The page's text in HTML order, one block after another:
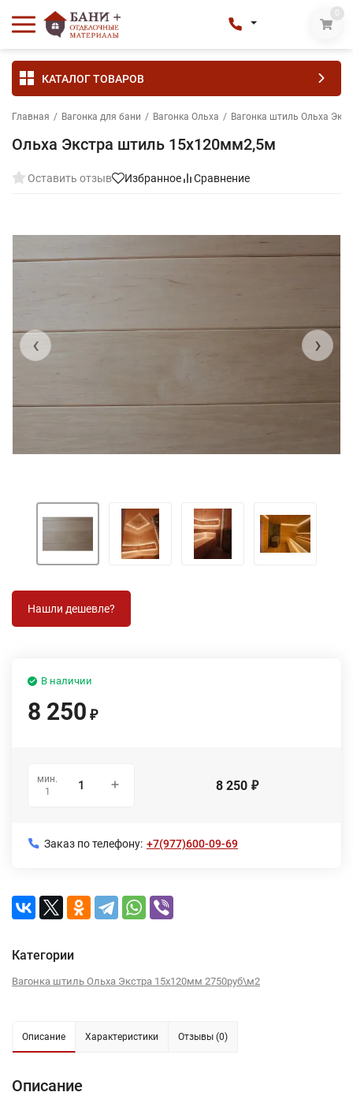
0
КАТАЛОГ ТОВАРОВ
Главная / Вагонка для бани / Вагонка Ольха / Вагонка штиль Ольха
Ольха Экстра штиль 15х120мм2,5м
Оставить отзыв Избранное Сравнение
‹ ›
В наличии
8 250 ₽
мин.
1
8 250 ₽
Заказ по телефону: +7(977)600-09-69
Категории
Вагонка штиль Ольха Экстра 15х120мм 2750руб\м2
Описание Характеристики Отзывы (0)
Описание